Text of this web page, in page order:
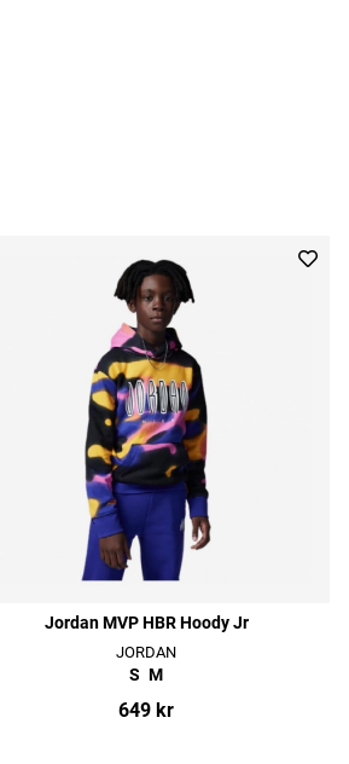
Jordan MVP HBR Hoody Jr
JORDAN
S M
649 kr